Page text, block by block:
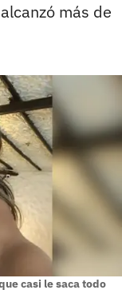
más de
casi le saca todo